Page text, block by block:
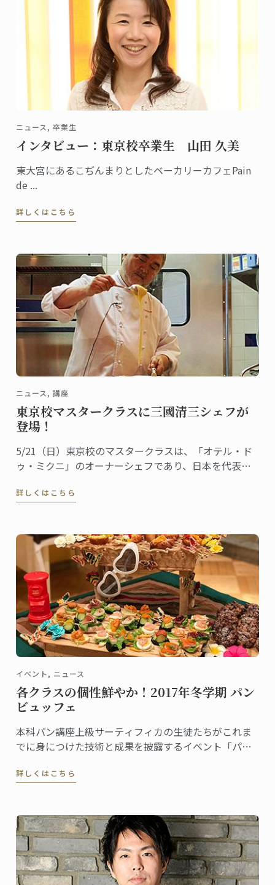
ニュース, 卒業生
インタビュー：東京校卒業生 山田 久美
東大宮にあるこぢんまりとしたベーカリーカフェPain
de ...
詳しくはこちら
ニュース, 講座
東京校マスタークラスに三國清三シェフが
登場！
5/21（日）東京校のマスタークラスは、「オテル・ド
ゥ・ミクニ」のオーナーシェフであり、日本を代表す
しました。その様子をレポートします。
詳しくはこちら
イベント, ニュース
各クラスの個性鮮やか！2017年冬学期 パン
ビュッフェ
本科パン講座上級サーティフィカの生徒たちがこれま
でに身につけた技術と成果を披露するイベント「パン
スや一口サイズのパンをプレゼンテーション。ご来場
をレポートします。
詳しくはこちら